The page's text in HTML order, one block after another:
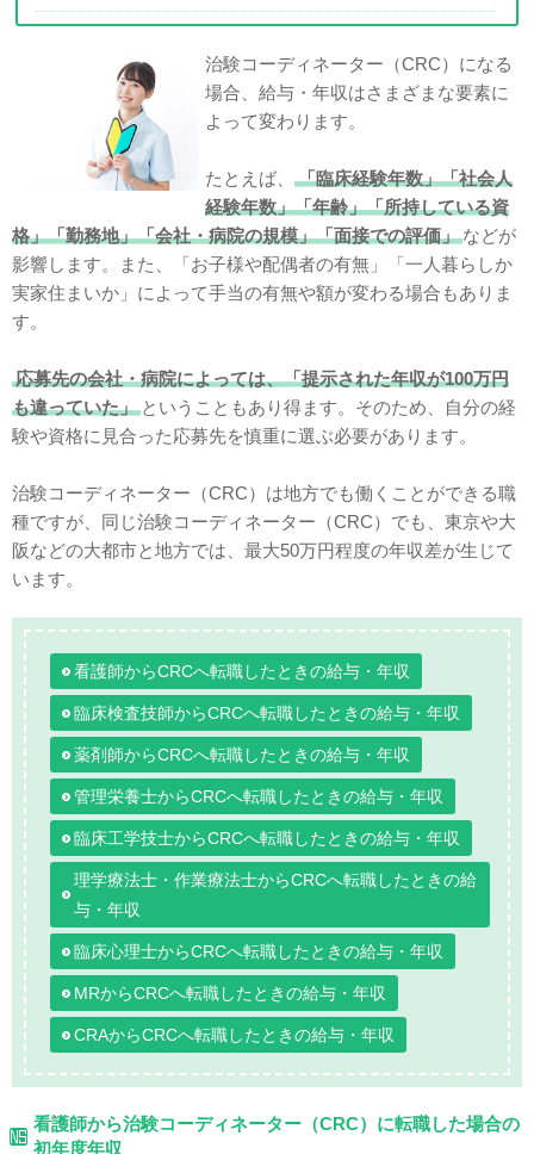
治験コーディネーター（CRC）になる
場合、給与・年収はさまざまな要素に
よって変わります。
たとえば、
「臨床経験年数」「社会人
経験年数」「年齢」「所持している資
格」「勤務地」「会社・病院の規模」「面接での評価」 などが
影響します。また、「お子様や配偶者の有無」「一人暮らしか
実家住まいか」によって手当の有無や額が変わる場合もありま
す。
応募先の会社・病院によっては、「提示された年収が100万円
も違っていた」 ということもあり得ます。そのため、自分の経
験や資格に見合った応募先を慎重に選ぶ必要があります。
治験コーディネーター（CRC）は地方でも働くことができる職
種ですが、同じ治験コーディネーター（CRC）でも、東京や大
阪などの大都市と地方では、最大50万円程度の年収差が生じて
います。
看護師からCRCへ転職したときの給与・年収
臨床検査技師からCRCへ転職したときの給与・年収
薬剤師からCRCへ転職したときの給与・年収
管理栄養士からCRCへ転職したときの給与・年収
臨床工学技士からCRCへ転職したときの給与・年収
理学療法士・作業療法士からCRCへ転職したときの給
与・年収
臨床心理士からCRCへ転職したときの給与・年収
MRからCRCへ転職したときの給与・年収
CRAからCRCへ転職したときの給与・年収
看護師から治験コーディネーター（CRC）に転職した場合の
初年度年収